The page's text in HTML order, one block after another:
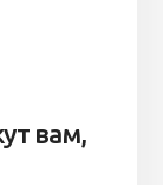
вам,